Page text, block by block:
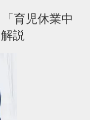
育児休業中
説